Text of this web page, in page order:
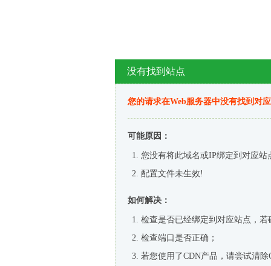
没有找到站点
您的请求在Web服务器中没有找到对
可能原因：
您没有将此域名或IP绑定到对应站
配置文件未生效!
如何解决：
检查是否已经绑定到对应站点，
检查端口是否正确；
若您使用了CDN产品，请尝试清除